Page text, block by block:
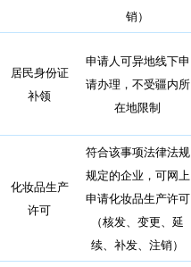
销）
居民身份证
补领
申请人可异地线下申
请办理，不受疆内所
在地限制
化妆品生产
许可
符合该事项法律法规
规定的企业，可网上
申请化妆品生产许可
（核发、变更、延
续、补发、注销）